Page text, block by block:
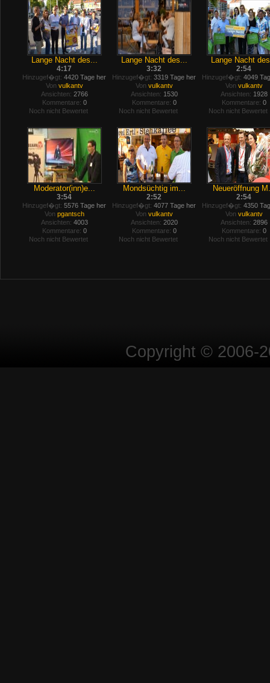
Lange Nacht des...
4:17
Hinzugef�gt: 4420 Tage her
Von vulkantv
Ansichten: 2766
Kommentare: 0
Noch nicht Bewertet
Lange Nacht des...
3:32
Hinzugef�gt: 3319 Tage her
Von vulkantv
Ansichten: 1530
Kommentare: 0
Noch nicht Bewertet
Lange Nacht
2:54
Hinzugef�gt: 4049
Von vulkantv
Ansichten: 1928
Kommentare: 0
Noch nicht Bewertet
Moderator(inn)e...
3:54
Hinzugef�gt: 5576 Tage her
Von pgantsch
Ansichten: 4003
Kommentare: 0
Noch nicht Bewertet
Mondsüchtig im...
2:52
Hinzugef�gt: 4077 Tage her
Von vulkantv
Ansichten: 2020
Kommentare: 0
Noch nicht Bewertet
Neueröffnung
2:54
Hinzugef�gt: 4350
Von vulkantv
Ansichten: 2896
Kommentare: 0
Noch nicht Bewertet
Copyright © 2006-